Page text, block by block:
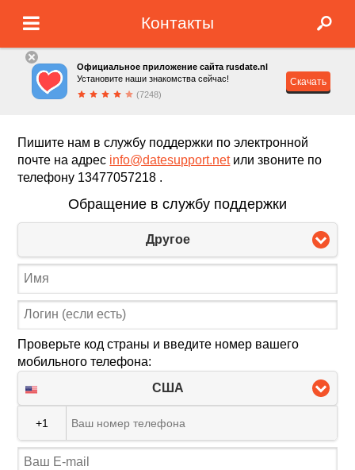
Контакты
Официальное приложение сайта rusdate.nl
Установите наши знакомства сейчас!
(7248)
Скачать
Пишите нам в службу поддержки по электронной
почте на адрес info@datesupport.netили звоните по
телефону 13477057218 .
Обращение в службу поддержки
Другое
Проверьте код страны и введите номер вашего
мобильного телефона:
США
+1